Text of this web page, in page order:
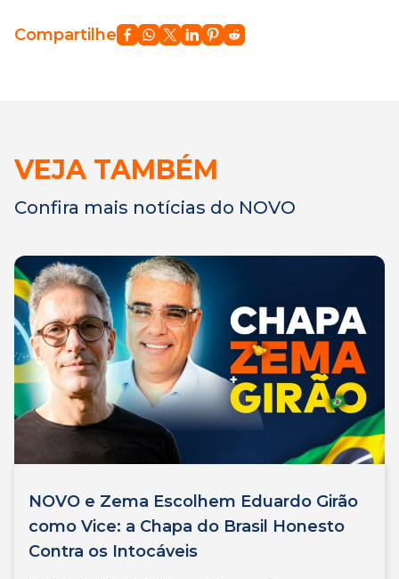
Compartilhe
VEJA TAMBÉM
Confira mais notícias do NOVO
NOVO e Zema Escolhem Eduardo Girão
como Vice: a Chapa do Brasil Honesto
Contra os Intocáveis